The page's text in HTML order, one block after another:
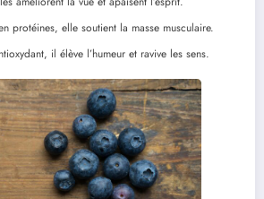
protéines, elle soutient la masse musculaire.
il élève l’humeur et ravive les sens.